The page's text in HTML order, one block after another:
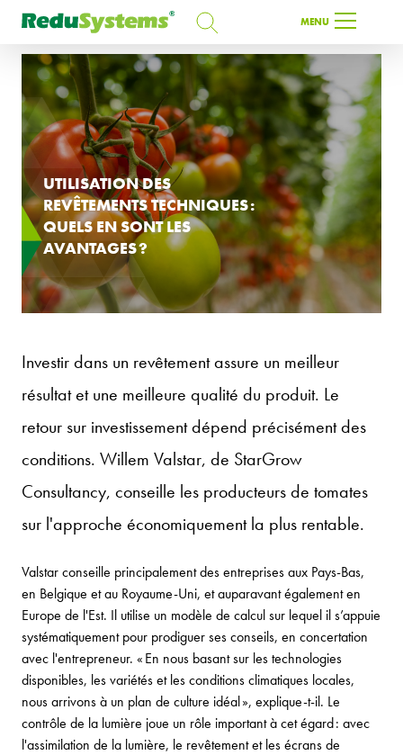
MENU
RECHERCHE
FR
UTILISATION DES
REVÊTEMENTS TECHNIQUES :
QUELS EN SONT LES
AVANTAGES ?
Investir dans un revêtement assure un meilleur
résultat et une meilleure qualité du produit. Le
retour sur investissement dépend précisément des
conditions. Willem Valstar, de StarGrow
Consultancy, conseille les producteurs de tomates
sur l'approche économiquement la plus rentable.
Valstar conseille principalement des entreprises aux Pays-Bas,
en Belgique et au Royaume-Uni, et auparavant également en
Europe de l'Est. Il utilise un modèle de calcul sur lequel il s’appuie
systématiquement pour prodiguer ses conseils, en concertation
avec l'entrepreneur. « En nous basant sur les technologies
disponibles, les variétés et les conditions climatiques locales,
nous arrivons à un plan de culture idéal », explique-t-il. Le
contrôle de la lumière joue un rôle important à cet égard : avec
l'assimilation de la lumière, le revêtement et les écrans de